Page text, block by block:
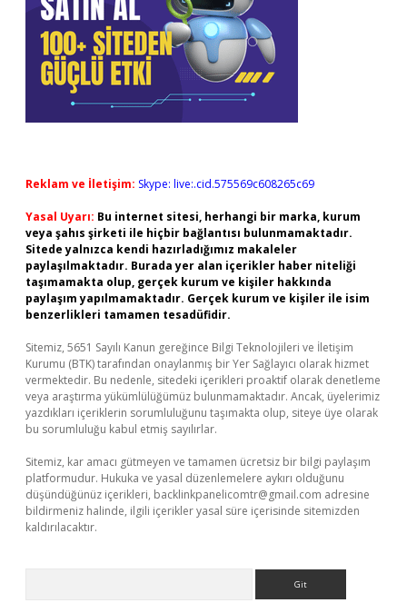
Reklam ve İletişim: Skype: live:.cid.575569c608265c69
Yasal Uyarı: Bu internet sitesi, herhangi bir marka, kurum
veya şahıs şirketi ile hiçbir bağlantısı bulunmamaktadır.
Sitede yalnızca kendi hazırladığımız makaleler
paylaşılmaktadır. Burada yer alan içerikler haber niteliği
taşımamakta olup, gerçek kurum ve kişiler hakkında
paylaşım yapılmamaktadır. Gerçek kurum ve kişiler ile isim
benzerlikleri tamamen tesadüfidir.
Sitemiz, 5651 Sayılı Kanun gereğince Bilgi Teknolojileri ve İletişim
Kurumu (BTK) tarafından onaylanmış bir Yer Sağlayıcı olarak hizmet
vermektedir. Bu nedenle, sitedeki içerikleri proaktif olarak denetleme
veya araştırma yükümlülüğümüz bulunmamaktadır. Ancak, üyelerimiz
yazdıkları içeriklerin sorumluluğunu taşımakta olup, siteye üye olarak
bu sorumluluğu kabul etmiş sayılırlar.
Sitemiz, kar amacı gütmeyen ve tamamen ücretsiz bir bilgi paylaşım
platformudur. Hukuka ve yasal düzenlemelere aykırı olduğunu
düşündüğünüz içerikleri, backlinkpanelicomtr@gmail.com adresine
bildirmeniz halinde, ilgili içerikler yasal süre içerisinde sitemizden
kaldırılacaktır.